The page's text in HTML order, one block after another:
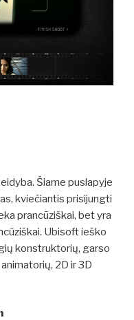
Šiame puslapyje
kviečiantis prisijungti
prancūziškai, bet yra
Ubisoft ieško
konstruktorių, garso
2D ir 3D